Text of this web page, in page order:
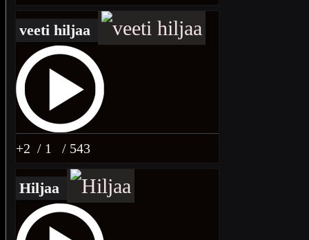
veeti hiljaa
+2 / 1 / 543
Hiljaa